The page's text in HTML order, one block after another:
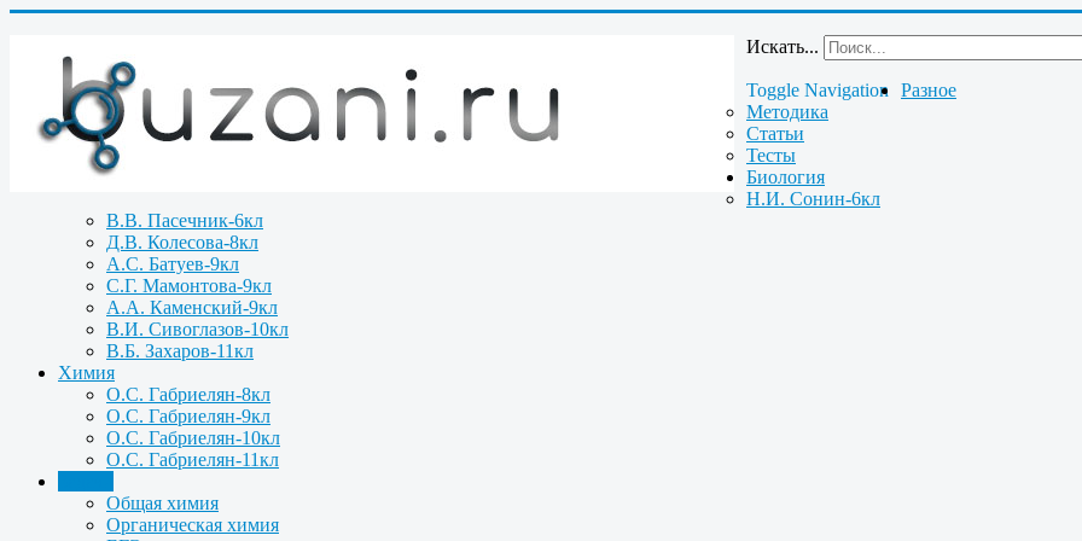
Искать...
Toggle Navigation
Разное
Методика
Статьи
Тесты
Биология
Н.И. Сонин-6кл
В.В. Пасечник-6кл
Д.В. Колесова-8кл
А.С. Батуев-9кл
С.Г. Мамонтова-9кл
А.А. Каменский-9кл
В.И. Сивоглазов-10кл
В.Б. Захаров-11кл
Химия
О.С. Габриелян-8кл
О.С. Габриелян-9кл
О.С. Габриелян-10кл
О.С. Габриелян-11кл
Общая химия
Органическая химия